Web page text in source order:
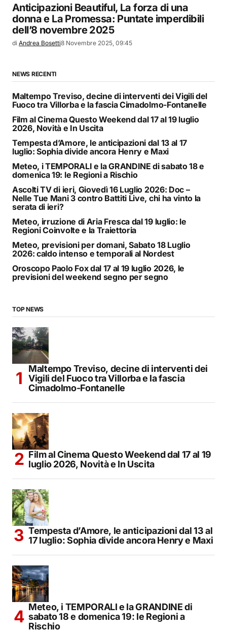
Anticipazioni Beautiful, La forza di una
donna e La Promessa: Puntate imperdibili
dell’8 novembre 2025
di Andrea Bosetti8 Novembre 2025, 09:45
NEWS RECENTI
Maltempo Treviso, decine di interventi dei Vigili del
Fuoco tra Villorba e la fascia Cimadolmo-Fontanelle
Film al Cinema Questo Weekend dal 17 al 19 luglio
2026, Novità e In Uscita
Tempesta d’Amore, le anticipazioni dal 13 al 17
luglio: Sophia divide ancora Henry e Maxi
Meteo, i TEMPORALI e la GRANDINE di sabato 18 e
domenica 19: le Regioni a Rischio
Ascolti TV di ieri, Giovedì 16 Luglio 2026: Doc –
Nelle Tue Mani 3 contro Battiti Live, chi ha vinto la
serata di ieri?
Meteo, irruzione di Aria Fresca dal 19 luglio: le
Regioni Coinvolte e la Traiettoria
Meteo, previsioni per domani, Sabato 18 Luglio
2026: caldo intenso e temporali al Nordest
Oroscopo Paolo Fox dal 17 al 19 luglio 2026, le
previsioni del weekend segno per segno
TOP NEWS
Maltempo Treviso, decine di interventi dei
Vigili del Fuoco tra Villorba e la fascia
Cimadolmo-Fontanelle
Film al Cinema Questo Weekend dal 17 al 19
luglio 2026, Novità e In Uscita
Tempesta d’Amore, le anticipazioni dal 13 al
17 luglio: Sophia divide ancora Henry e Maxi
Meteo, i TEMPORALI e la GRANDINE di
sabato 18 e domenica 19: le Regioni a
Rischio